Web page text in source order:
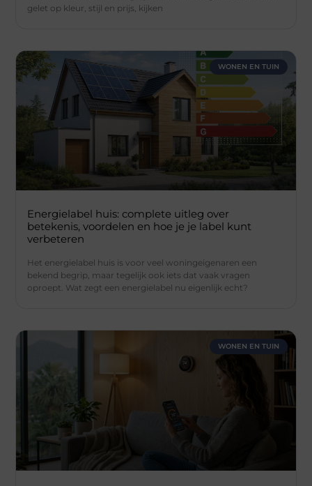
gelet op kleur, stijl en prijs, kijken
WONEN EN TUIN
Energielabel huis: complete uitleg over
betekenis, voordelen en hoe je je label kunt
verbeteren
Het energielabel huis is voor veel woningeigenaren een
bekend begrip, maar tegelijk ook iets dat vaak vragen
oproept. Wat zegt een energielabel nu eigenlijk echt?
WONEN EN TUIN